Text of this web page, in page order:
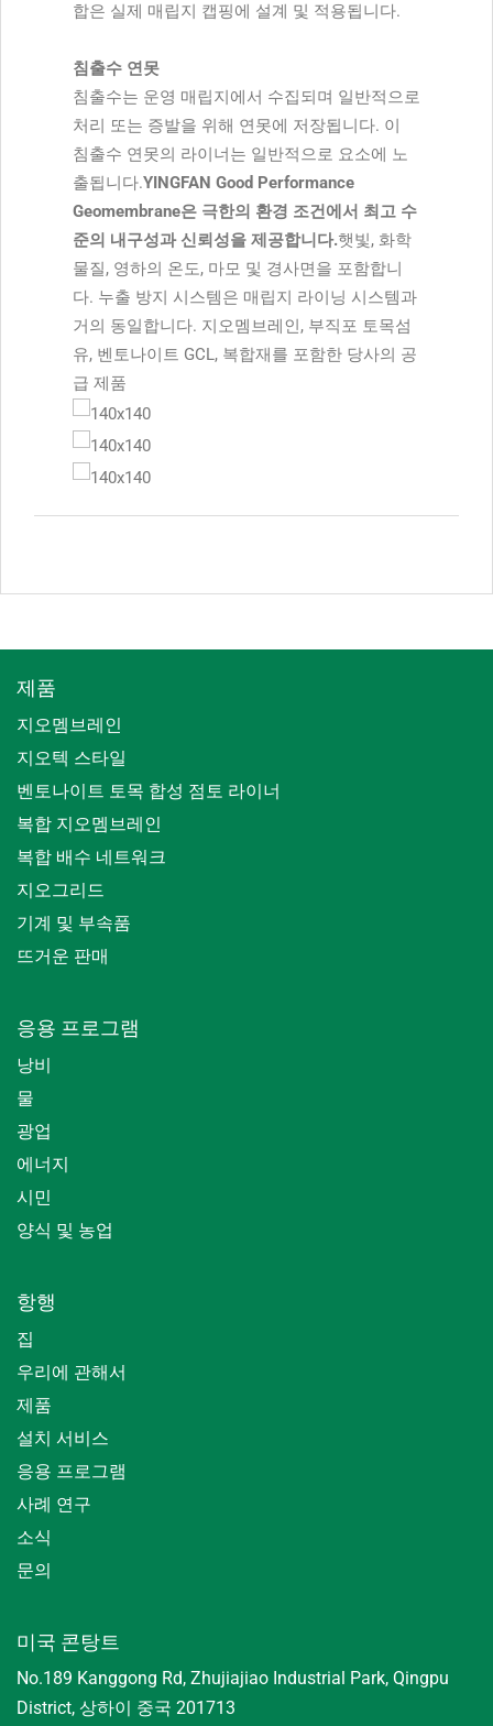
합은 실제 매립지 캡핑에 설계 및 적용됩니다.
침출수 연못
침출수는 운영 매립지에서 수집되며 일반적으로
처리 또는 증발을 위해 연못에 저장됩니다. 이
침출수 연못의 라이너는 일반적으로 요소에 노
출됩니다.YINGFAN Good Performance
Geomembrane은 극한의 환경 조건에서 최고 수
준의 내구성과 신뢰성을 제공합니다.햇빛, 화학
물질, 영하의 온도, 마모 및 경사면을 포함합니
다. 누출 방지 시스템은 매립지 라이닝 시스템과
거의 동일합니다. 지오멤브레인, 부직포 토목섬
유, 벤토나이트 GCL, 복합재를 포함한 당사의 공
급 제품
제품
지오멤브레인
지오텍 스타일
벤토나이트 토목 합성 점토 라이너
복합 지오멤브레인
복합 배수 네트워크
지오그리드
기계 및 부속품
뜨거운 판매
응용 프로그램
낭비
물
광업
에너지
시민
양식 및 농업
항행
집
우리에 관해서
제품
설치 서비스
응용 프로그램
사례 연구
소식
문의
미국 콘탕트
No.189 Kanggong Rd, Zhujiajiao Industrial Park, Qingpu
District, 상하이 중국 201713